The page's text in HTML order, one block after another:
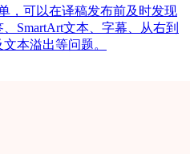
，可以在译稿发布前及时发现
SmartArt文本、字幕、从右到
本溢出等问题。